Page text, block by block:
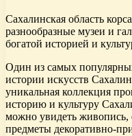
Сахалинская область
разнообразные музеи и
богатой историей и
Один из самых
истории искусств
уникальная коллекция
историю и культуру
можно увидеть живопись,
предметы декоративно-